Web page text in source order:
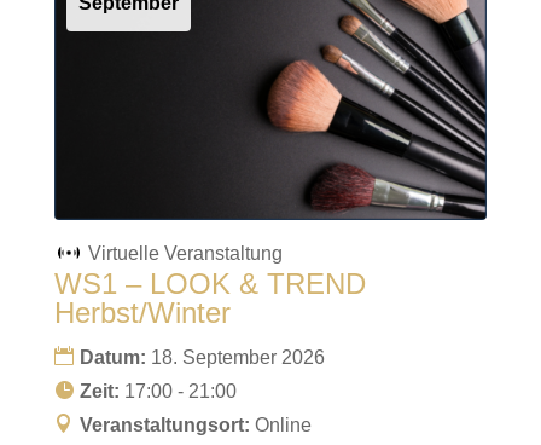
Virtuelle Veranstaltung
WS1 – LOOK & TREND
Herbst/Winter
Datum: 18. September 2026
Zeit: 17:00 - 21:00
Veranstaltungsort: Online